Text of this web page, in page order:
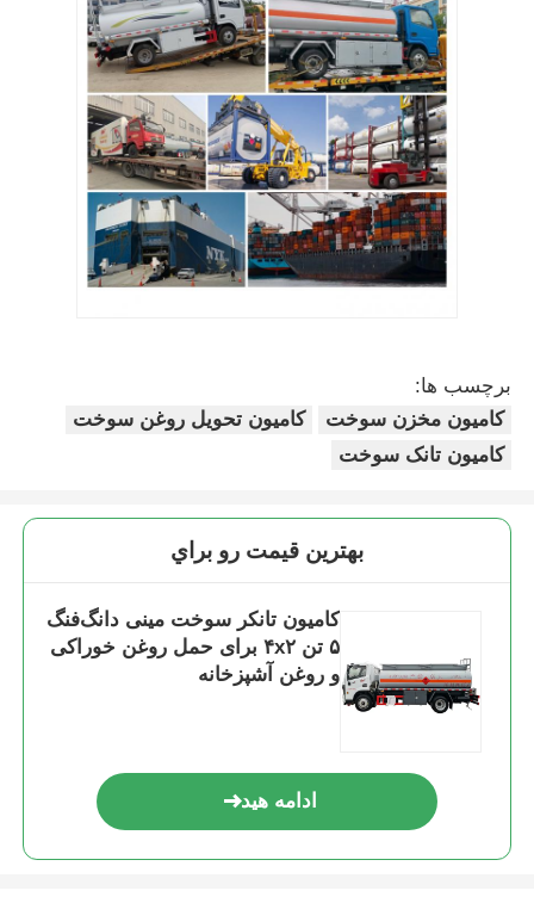
برچسب ها:
کامیون مخزن سوخت
کامیون تحویل روغن سوخت
کامیون تانک سوخت
بهترين قيمت رو براي
کامیون تانکر سوخت مینی دانگ‌فنگ
۵ تن ۴x۲ برای حمل روغن خوراکی
و روغن آشپزخانه
ادامه هید